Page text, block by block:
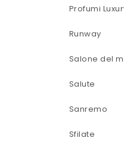
Profumi
Runway
Salone del
Salute
Sanremo
Sfilate